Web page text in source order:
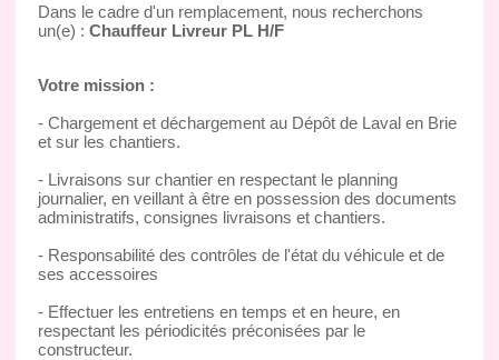
Dans le cadre d'un remplacement, nous recherchons
un(e) : Chauffeur Livreur PL H/F
Votre mission :
- Chargement et déchargement au Dépôt de Laval en Brie
et sur les chantiers.
- Livraisons sur chantier en respectant le planning
journalier, en veillant à être en possession des documents
administratifs, consignes livraisons et chantiers.
- Responsabilité des contrôles de l'état du véhicule et de
ses accessoires
- Effectuer les entretiens en temps et en heure, en
respectant les périodicités préconisées par le
constructeur.